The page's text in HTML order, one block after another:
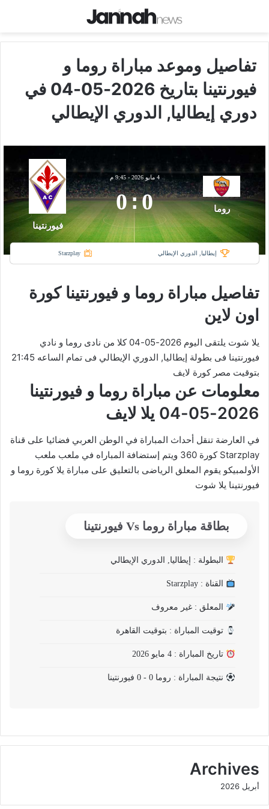
تفاصيل وموعد مباراة روما و
فيورنتينا بتاريخ 2026-05-04 في
دوري إيطاليا, الدوري الإيطالي
روما
4 مايو 2026 -9:45 م
0
:
0
فيورنتينا
إيطاليا, الدوري الإيطالي Starzplay
تفاصيل مباراة روما و فيورنتينا كورة
اون لاين
يلا شوت يلتقى اليوم 2026-05-04 كلا من نادى روما و نادي
فيورنتينا فى بطولة إيطاليا, الدوري الإيطالي فى تمام الساعه 21:45
بتوقيت مصر كورة لايف
معلومات عن مباراة روما و فيورنتينا
2026-05-04 يلا لايف
في العارضة تنقل أحداث المباراة في الوطن العربي فضائيا على قناة
Starzplay كورة 360 ويتم إستضافة المباراه في ملعب ملعب
الأولمبيكو يقوم المعلق الرياضى بالتعليق على مباراة يلا كورة روما و
فيورنتينا يلا شوت
بطاقة مباراة روما Vs فيورنتينا
البطولة : إيطاليا, الدوري الإيطالي
القناة : Starzplay
المعلق : غير معروف
توقيت المباراة : بتوقيت القاهرة
تاريخ المباراة : 4 مايو 2026
نتيجة المباراة : روما 0 - 0 فيورنتينا
Archives
أبريل 2026